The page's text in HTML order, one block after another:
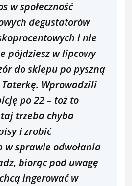
w społeczność
degustatorów
i nie
pójdziesz w lipcowy
do sklepu po pyszną
Taterkę. Wprowadzili
po 22 – toż to
trzeba chyba
i zrobić
w sprawie odwołania
biorąc pod uwagę
ingerować w